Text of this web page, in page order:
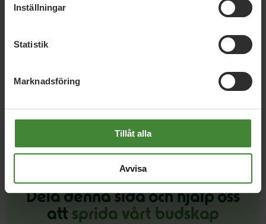
Inställningar
Statistik
Marknadsföring
Tillåt alla
Avvisa
Insändare: Tonårsutvisningarna måste
Dela denna sida och hjälp oss
att sprida vårt budskap